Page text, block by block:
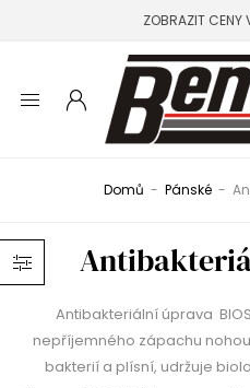
Domů - Pánské -
Antibakteriální úprava
nepříjemného zápachu
bakterií a plísní, udržuje